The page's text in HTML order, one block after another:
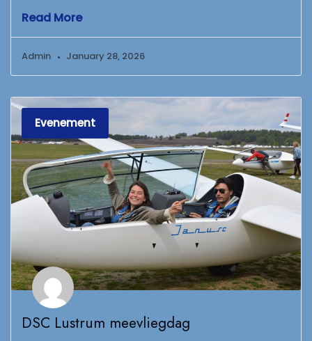
Read More
Admin January 28, 2026
Evenement
DSC Lustrum meevliegdag